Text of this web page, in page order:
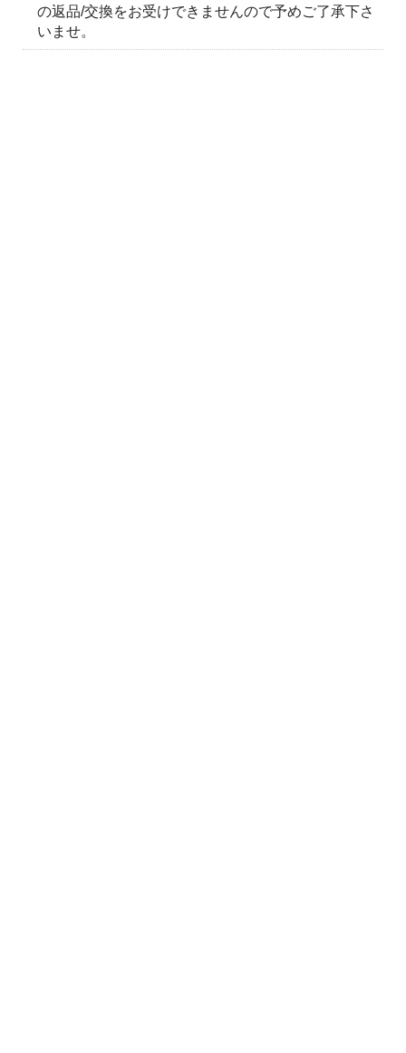
の返品/交換をお受けできませんので予めご了承下さ
いませ。